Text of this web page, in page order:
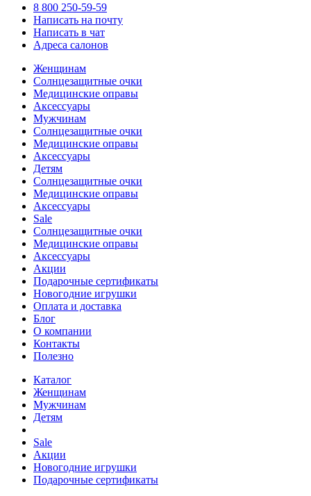
8 800 250-59-59
Написать на почту
Написать в чат
Адреса салонов
Женщинам
Солнцезащитные очки
Медицинские оправы
Аксессуары
Мужчинам
Солнцезащитные очки
Медицинские оправы
Аксессуары
Детям
Солнцезащитные очки
Медицинские оправы
Аксессуары
Sale
Солнцезащитные очки
Медицинские оправы
Аксессуары
Акции
Подарочные сертификаты
Новогодние игрушки
Оплата и доставка
Блог
О компании
Контакты
Полезно
Каталог
Женщинам
Мужчинам
Детям
Sale
Акции
Новогодние игрушки
Подарочные сертификаты